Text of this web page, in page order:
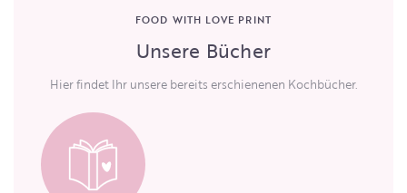
FOOD WITH LOVE PRINT
Unsere Bücher
Hier findet Ihr unsere bereits erschienenen Kochbücher.